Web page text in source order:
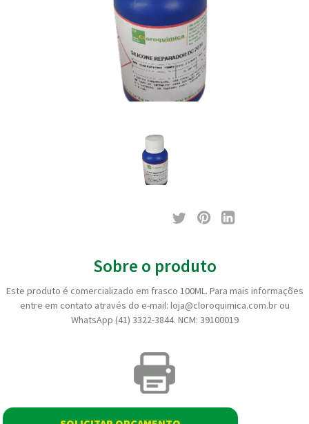
Sobre o produto
Este produto é comercializado em frasco 100ML. Para mais informações
entre em contato através do e-mail: loja@cloroquimica.com.br ou
WhatsApp (41) 3322-3844. NCM: 39100019